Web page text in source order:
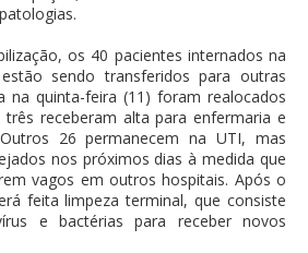
os 40 pacientes internados na
sendo transferidos para outras
na quinta-feira (11) foram realocados
receberam alta para enfermaria e
26 permanecem na UTI, mas
nos próximos dias à medida que
vagos em outros hospitais. Após o
feita limpeza terminal, que consiste
e bactérias para receber novos